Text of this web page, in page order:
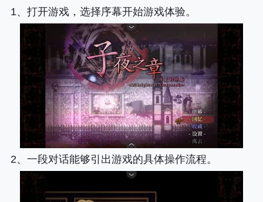
1、打开游戏，选择序幕开始游戏体验。
2、一段对话能够引出游戏的具体操作流程。